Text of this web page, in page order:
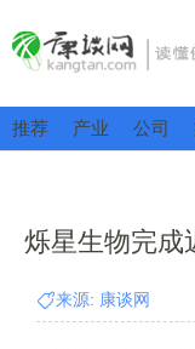
推荐 产业 公司
烁星生物完成
来源: 康谈网